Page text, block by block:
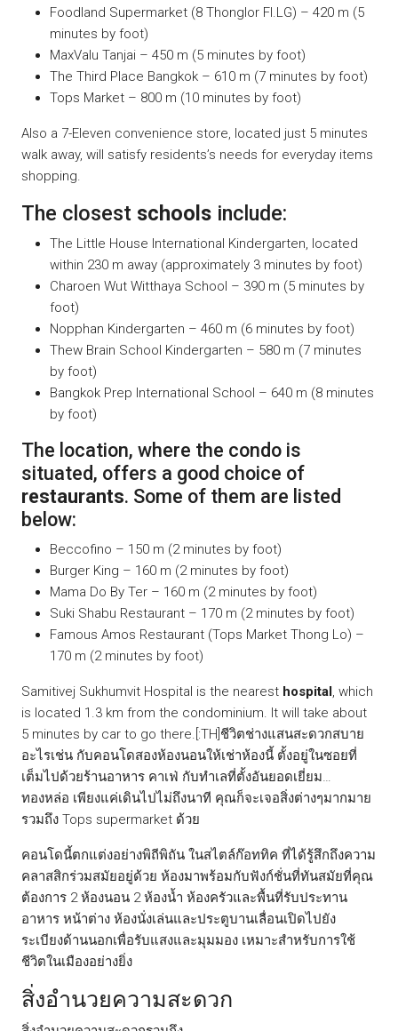
Foodland Supermarket (8 Thonglor Fl.LG) – 420 m (5
minutes by foot)
MaxValu Tanjai – 450 m (5 minutes by foot)
The Third Place Bangkok – 610 m (7 minutes by foot)
Tops Market – 800 m (10 minutes by foot)
Also a 7-Eleven convenience store, located just 5 minutes
walk away, will satisfy residents’s needs for everyday items
shopping.
The closest schools include:
The Little House International Kindergarten, located
within 230 m away (approximately 3 minutes by foot)
Charoen Wut Witthaya School – 390 m (5 minutes by
foot)
Nopphan Kindergarten – 460 m (6 minutes by foot)
Thew Brain School Kindergarten – 580 m (7 minutes
by foot)
Bangkok Prep International School – 640 m (8 minutes
by foot)
The location, where the condo is
situated, offers a good choice of
restaurants. Some of them are listed
below:
Beccofino – 150 m (2 minutes by foot)
Burger King – 160 m (2 minutes by foot)
Mama Do By Ter – 160 m (2 minutes by foot)
Suki Shabu Restaurant – 170 m (2 minutes by foot)
Famous Amos Restaurant (Tops Market Thong Lo) –
170 m (2 minutes by foot)
Samitivej Sukhumvit Hospital is the nearest hospital, which
is located 1.3 km from the condominium. It will take about
5 minutes by car to go there.[:TH]ชีวิตช่างแสนสะดวกสบาย
อะไรเช่น กับคอนโดสองห้องนอนให้เช่าห้องนี้ ตั้งอยู่ในซอยที่
เต็มไปด้วยร้านอาหาร คาเฟ่ กับทำเลที่ตั้งอันยอดเยี่ยม…
ทองหล่อ เพียงแค่เดินไปไม่ถึงนาที คุณก็จะเจอสิ่งต่างๆมากมาย
รวมถึง Tops supermarket ด้วย
คอนโดนี้ตกแต่งอย่างพิถีพิถัน ในสไตล์ก๊อททิค ที่ได้รู้สึกถึงความ
คลาสสิกร่วมสมัยอยู่ด้วย ห้องมาพร้อมกับฟังก์ชั่นที่ทันสมัยที่คุณ
ต้องการ 2 ห้องนอน 2 ห้องน้ำ ห้องครัวและพื้นที่รับประทาน
อาหาร หน้าต่าง ห้องนั่งเล่นและประตูบานเลื่อนเปิดไปยัง
ระเบียงด้านนอกเพื่อรับแสงและมุมมอง เหมาะสำหรับการใช้
ชีวิตในเมืองอย่างยิ่ง
สิ่งอำนวยความสะดวก